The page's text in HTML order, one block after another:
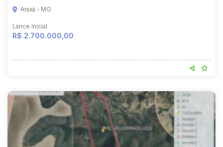
Araxá - MG
Lance Inicial
R$ 2.700.000,00